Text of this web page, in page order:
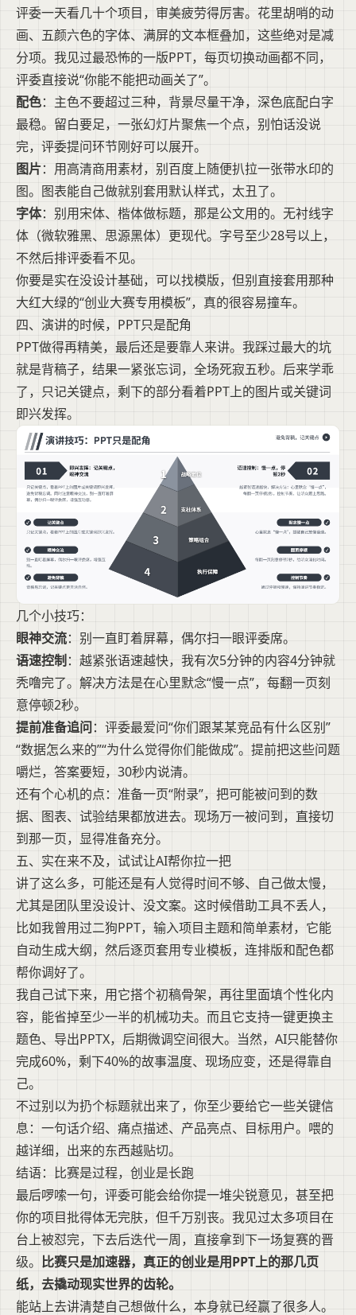
评委一天看几十个项目，审美疲劳得厉害。花里胡哨的动
画、五颜六色的字体、满屏的文本框叠加，这些绝对是减
分项。我见过最恐怖的一版PPT，每页切换动画都不同，
评委直接说“你能不能把动画关了”。
配色：主色不要超过三种，背景尽量干净，深色底配白字
最稳。留白要足，一张幻灯片聚焦一个点，别怕话没说
完，评委提问环节刚好可以展开。
图片：用高清商用素材，别百度上随便扒拉一张带水印的
图。图表能自己做就别套用默认样式，太丑了。
字体：别用宋体、楷体做标题，那是公文用的。无衬线字
体（微软雅黑、思源黑体）更现代。字号至少28号以上，
不然后排评委看不见。
你要是实在没设计基础，可以找模版，但别直接套用那种
大红大绿的“创业大赛专用模板”，真的很容易撞车。
四、演讲的时候，PPT只是配角
PPT做得再精美，最后还是要靠人来讲。我踩过最大的坑
就是背稿子，结果一紧张忘词，全场死寂五秒。后来学乖
了，只记关键点，剩下的部分看着PPT上的图片或关键词
即兴发挥。
几个小技巧：
眼神交流：别一直盯着屏幕，偶尔扫一眼评委席。
语速控制：越紧张语速越快，我有次5分钟的内容4分钟就
秃噜完了。解决方法是在心里默念“慢一点”，每翻一页刻
意停顿2秒。
提前准备追问：评委最爱问“你们跟某某竞品有什么区别”
“数据怎么来的”“为什么觉得你们能做成”。提前把这些问题
嚼烂，答案要短，30秒内说清。
还有个心机的点：准备一页“附录”，把可能被问到的数
据、图表、试验结果都放进去。现场万一被问到，直接切
到那一页，显得准备充分。
五、实在来不及，试试让AI帮你拉一把
讲了这么多，可能还是有人觉得时间不够、自己做太慢，
尤其是团队里没设计、没文案。这时候借助工具不丢人，
比如我曾用过二狗PPT，输入项目主题和简单素材，它能
自动生成大纲，然后逐页套用专业模板，连排版和配色都
帮你调好了。
我自己试下来，用它搭个初稿骨架，再往里面填个性化内
容，能省掉至少一半的机械功夫。而且它支持一键更换主
题色、导出PPTX，后期微调空间很大。当然，AI只能替你
完成60%，剩下40%的故事温度、现场应变，还是得靠自
己。
不过别以为扔个标题就出来了，你至少要给它一些关键信
息：一句话介绍、痛点描述、产品亮点、目标用户。喂的
越详细，出来的东西越贴切。
结语：比赛是过程，创业是长跑
最后啰嗦一句，评委可能会给你提一堆尖锐意见，甚至把
你的项目批得体无完肤，但千万别丧。我见过太多项目在
台上被怼完，下去后迭代一周，直接拿到下一场复赛的晋
级。 比赛只是加速器，真正的创业是用PPT上的那几页
纸，去撬动现实世界的齿轮。
能站上去讲清楚自己想做什么，本身就已经赢了很多人。